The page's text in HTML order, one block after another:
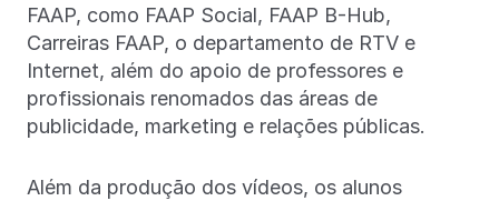
FAAP, como FAAP Social, FAAP B-Hub,
Carreiras FAAP, o departamento de RTV e
Internet, além do apoio de professores e
profissionais renomados das áreas de
publicidade, marketing e relações públicas.
Além da produção dos vídeos, os alunos